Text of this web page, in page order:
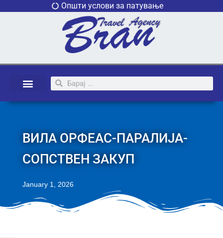
Општи услови за патување
ВИЛА ОРФЕАС-ПАРАЛИЈА-
СОПСТВЕН ЗАКУП
January 1, 2026